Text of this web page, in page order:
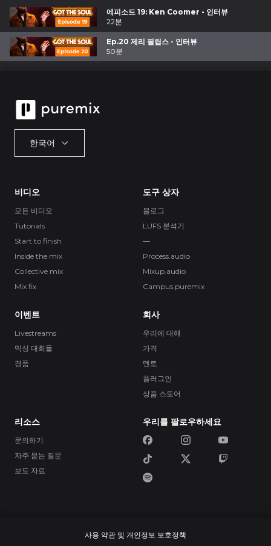
에피소드 19: Ken Coomer - 인터뷰
22분
Ep.20 제리 필립스 - 인터뷰
50분
한국어
비디오
모든 비디오
Tutorials
Start to finish
Inside the mix
Collective mix
Mix fix
도구 상자
블로그
LUFS 분석기
—
Process.audio
Mixup.audio
Campus.puremix
이벤트
Livestreams
믹싱 대회들
경품
회사
우리에 대해
가격
멘토
플러그인
상품 스토어
리소스
문의하기
자주 묻는 질문
보도 자료
우리를 팔로우하세요
사용 약관 및 개인정보 보호정책